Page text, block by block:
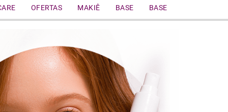
OFERTAS MAKIÊ BASE BASE